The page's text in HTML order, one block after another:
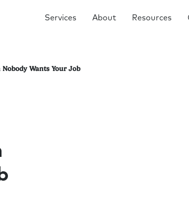
Services About Resources
Wants Your Job